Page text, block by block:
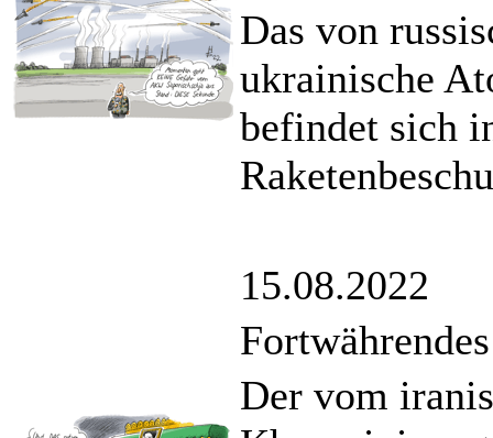
Das von
ukrainische
befindet sich
15.08.2022
Der vom